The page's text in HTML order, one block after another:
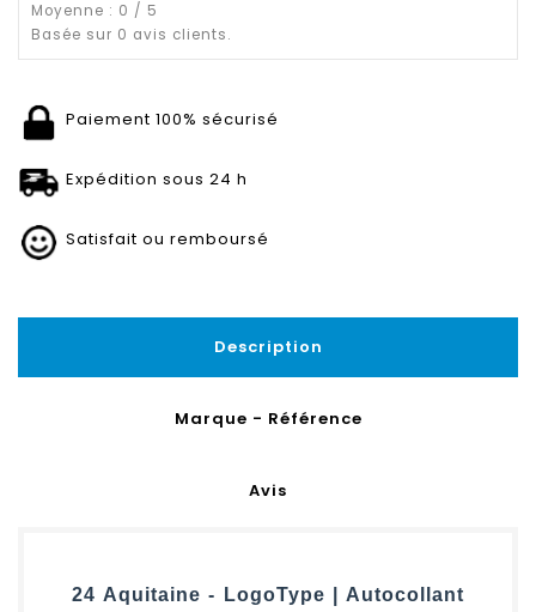
Moyenne : 0 / 5
Basée sur 0 avis clients.
Paiement 100% sécurisé
Expédition sous 24 h
Satisfait ou remboursé
Description
Marque - Référence
Avis
24 Aquitaine - LogoType | Autocollant